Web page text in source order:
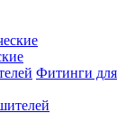
Фитинги для